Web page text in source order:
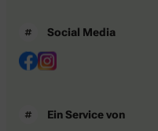
Social Media
Ein Service von